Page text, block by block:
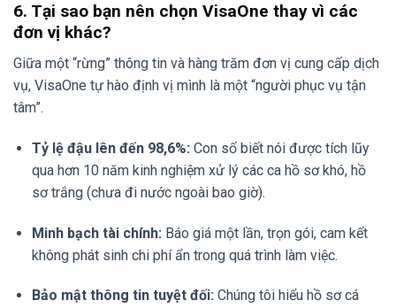
6. Tại sao bạn nên chọn VisaOne thay vì các
đơn vị khác?
Giữa một “rừng” thông tin và hàng trăm đơn vị cung cấp dịch
vụ, VisaOne tự hào định vị mình là một “người phục vụ tận
tâm”.
Tỷ lệ đậu lên đến 98,6%: Con số biết nói được tích lũy
qua hơn 10 năm kinh nghiệm xử lý các ca hồ sơ khó, hồ
sơ trắng (chưa đi nước ngoài bao giờ).
Minh bạch tài chính: Báo giá một lần, trọn gói, cam kết
không phát sinh chi phí ẩn trong quá trình làm việc.
Bảo mật thông tin tuyệt đối: Chúng tôi hiểu hồ sơ cá